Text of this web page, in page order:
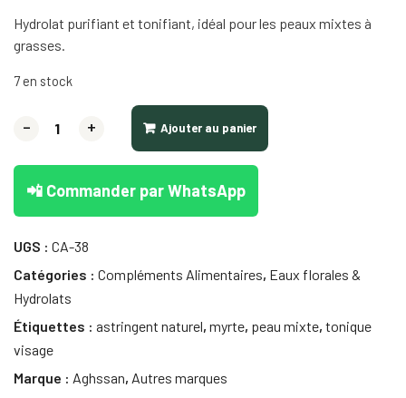
Hydrolat purifiant et tonifiant, idéal pour les peaux mixtes à
grasses.
7 en stock
- + Ajouter au panier
📲 Commander par WhatsApp
UGS : CA-38
Catégories : Compléments Alimentaires, Eaux florales &
Hydrolats
Étiquettes : astringent naturel, myrte, peau mixte, tonique
visage
Marque : Aghssan, Autres marques